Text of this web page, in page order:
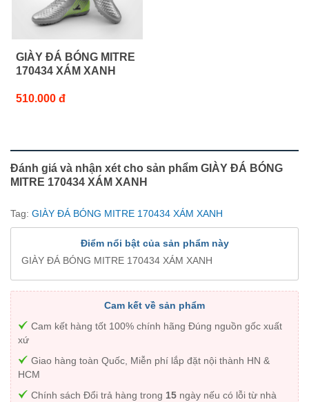
GIÀY ĐÁ BÓNG MITRE
170434 XÁM XANH
510.000 đ
Đánh giá và nhận xét cho sản phẩm GIÀY ĐÁ BÓNG
MITRE 170434 XÁM XANH
Tag: GIÀY ĐÁ BÓNG MITRE 170434 XÁM XANH
Điểm nổi bật của sản phẩm này
GIÀY ĐÁ BÓNG MITRE 170434 XÁM XANH
Cam kết về sản phẩm
Cam kết hàng tốt 100% chính hãng Đúng nguồn gốc xuất
xứ
Giao hàng toàn Quốc, Miễn phí lắp đặt nội thành HN &
HCM
Chính sách Đổi trả hàng trong 15 ngày nếu có lỗi từ nhà